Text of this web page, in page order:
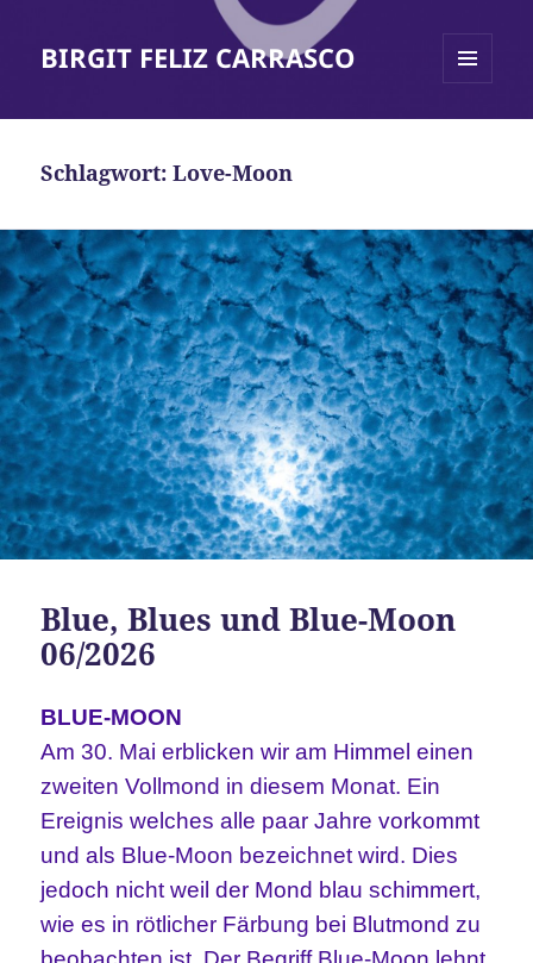
BIRGIT FELIZ CARRASCO
Schlagwort:Love-Moon
Blue, Blues und Blue-Moon
06/2026
BLUE-MOON
Am 30. Mai erblicken wir am Himmel einen
zweiten Vollmond in diesem Monat. Ein
Ereignis welches alle paar Jahre vorkommt
und als Blue-Moon bezeichnet wird. Dies
jedoch nicht weil der Mond blau schimmert,
wie es in rötlicher Färbung bei Blutmond zu